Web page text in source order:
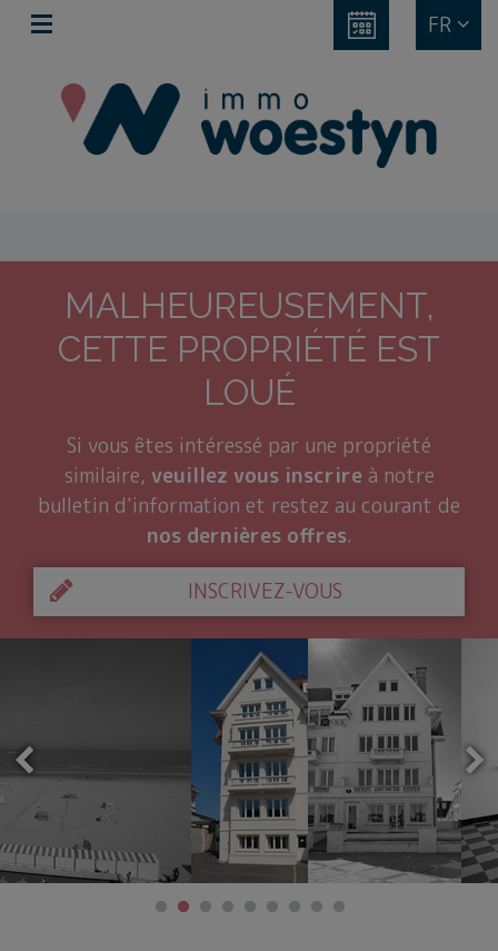
FR
MALHEUREUSEMENT,
CETTE PROPRIÉTÉ EST
LOUÉ
Si vous êtes intéressé par une propriété
similaire, veuillez vous inscrireà notre
bulletin d'information et restez au courant de
nos dernières offres.
INSCRIVEZ-VOUS